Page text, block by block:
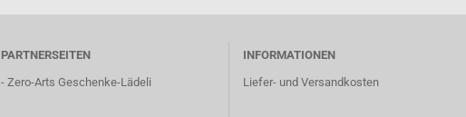
PARTNERSEITEN
- Zero-Arts Geschenke-Lädeli
INFORMATIONEN
Liefer- und Versandkosten